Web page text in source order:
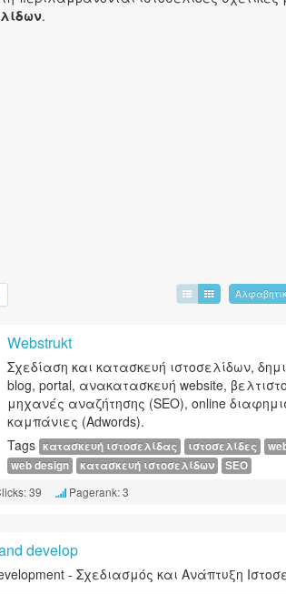
.
Webstrukt
Σχεδίαση και κατασκευή ιστοσελίδων,
blog, portal, ανακατασκευή website,
μηχανές αναζήτησης (SEO), online
καμπάνιες (Adwords).
Tags κατασκευή ιστοσελίδας ιστοσελίδες
web design
κατασκευή ιστοσελίδων SEO
39 Pagerank: 3
develop
- Σχεδιασμός και Ανάπτυξη